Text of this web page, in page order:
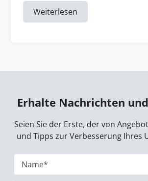
Weiterlesen
Erhalte Nachrichten
Seien Sie der Erste, der von
und Tipps zur Verbesserung Ihres